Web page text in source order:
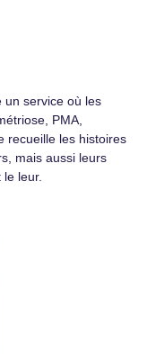
un service où les
PMA,
recueille les histoires
mais aussi leurs
leur.